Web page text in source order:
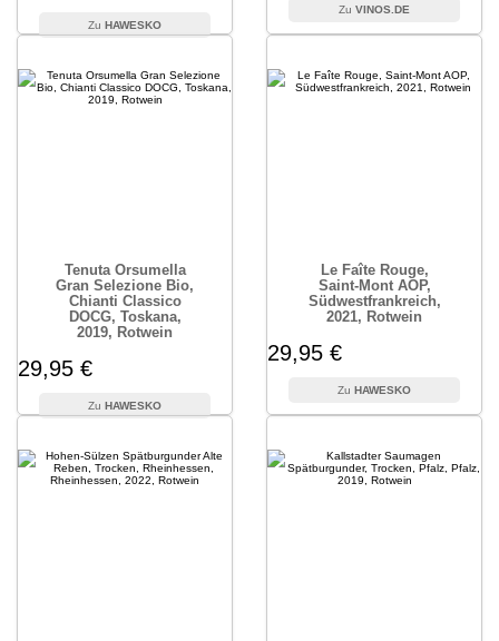
HAWESKO
VINOS.DE
Tenuta Orsumella
Gran Selezione Bio,
Chianti Classico
DOCG, Toskana,
2019, Rotwein
29,95 €
HAWESKO
Le Faîte Rouge,
Saint-Mont AOP,
Südwestfrankreich,
2021, Rotwein
29,95 €
HAWESKO